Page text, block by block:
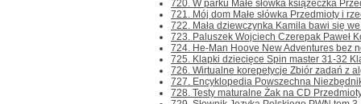
720. W parku Małe słówka książeczka
721. Mój dom Małe słówka Przedmioty i
722. Mała dziewczynka Kamila bawi się
723. Paluszek Wojciech Czerepak Paweł
724. He-Man Hoove New Adventures bez
725. Klapki dziecięce Spin master 31-32
726. Wirtualne korepetycje Zbiór zadań z
727. Encyklopedia Powszechna
728. Testy maturalne Żak na CD